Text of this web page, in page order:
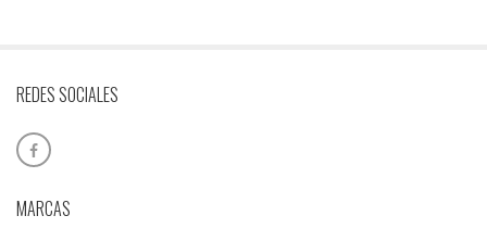
REDES SOCIALES
MARCAS